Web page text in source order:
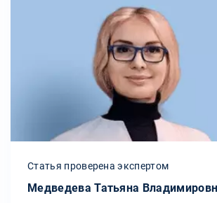
Статья проверена экспертом
Медведева Татьяна